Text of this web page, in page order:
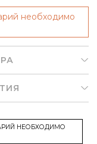
необходимо
НЕОБХОДИМО